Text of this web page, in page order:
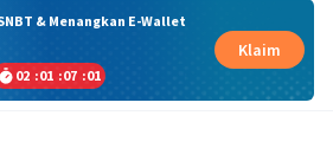
& Menangkan E-Wallet
02 :01 :07 :01
Klaim